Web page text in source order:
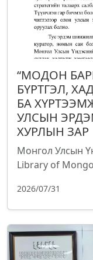
“МОДОН
БҮРТГЭЛ,
БА
УЛСЫН
ХУРЛЫН ЗАР
Монгол Улсын
Library of
2026/07/31